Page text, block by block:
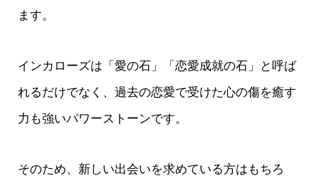
ます。
インカローズは「愛の石」「恋愛成就の石」と呼ば
れるだけでなく、過去の恋愛で受けた心の傷を癒す
力も強いパワーストーンです。
そのため、新しい出会いを求めている方はもちろ